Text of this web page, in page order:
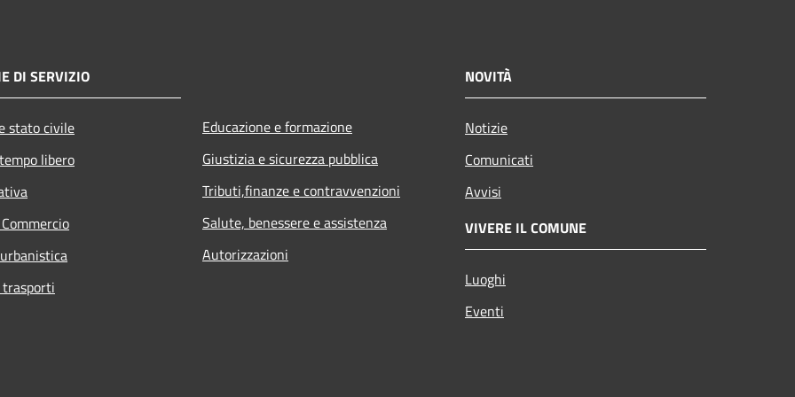
DI SERVIZIO
stato civile
libero
Educazione e formazione
Giustizia e sicurezza pubblica
Tributi,finanze e contravvenzioni
Salute, benessere e assistenza
Autorizzazioni
NOVITÀ
Notizie
Comunicati
Avvisi
VIVERE IL COMUNE
Luoghi
Eventi